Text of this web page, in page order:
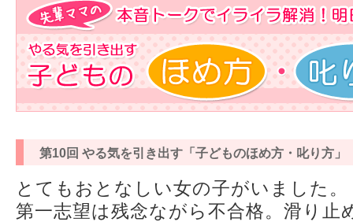
第10回 やる気を引き出す「子どものほめ方・叱り方」
とてもおとなしい女の子がいました。
第一志望は残念ながら不合格。滑り止